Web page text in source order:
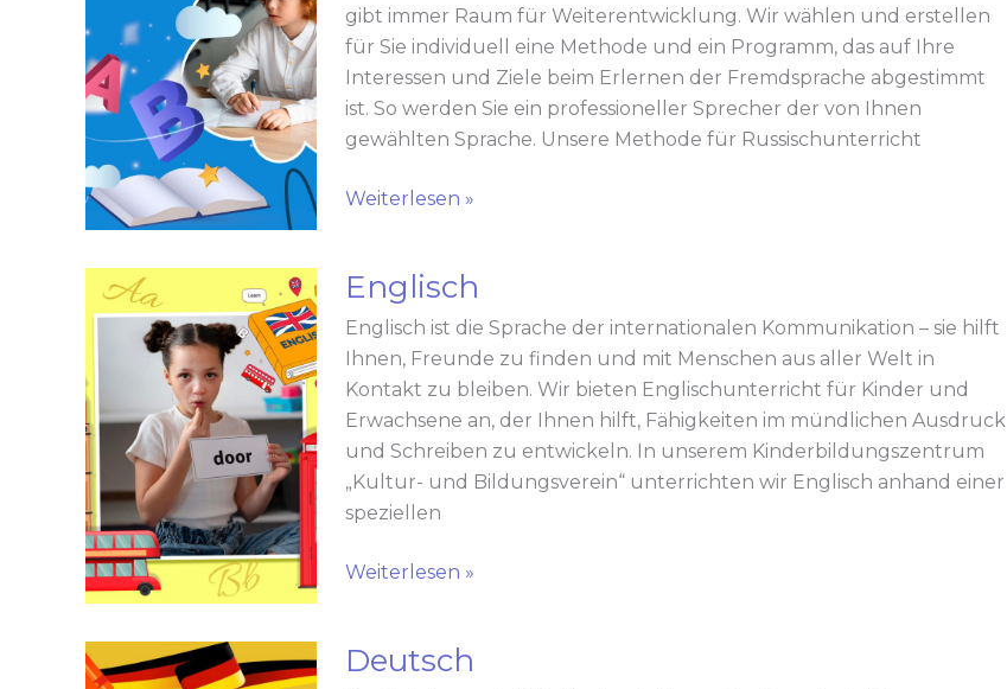
gibt immer Raum für Weiterentwicklung. Wir wählen und erstellen
für Sie individuell eine Methode und ein Programm, das auf Ihre
Interessen und Ziele beim Erlernen der Fremdsprache abgestimmt
ist. So werden Sie ein professioneller Sprecher der von Ihnen
gewählten Sprache. Unsere Methode für Russischunterricht
Weiterlesen »
Englisch
Englisch ist die Sprache der internationalen Kommunikation – sie hilft
Ihnen, Freunde zu finden und mit Menschen aus aller Welt in
Kontakt zu bleiben. Wir bieten Englischunterricht für Kinder und
Erwachsene an, der Ihnen hilft, Fähigkeiten im mündlichen Ausdruck
und Schreiben zu entwickeln. In unserem Kinderbildungszentrum
„Kultur- und Bildungsverein“ unterrichten wir Englisch anhand einer
speziellen
Englisch
Weiterlesen »
Deutsch
Deutsch